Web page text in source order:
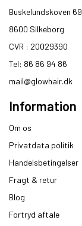
Buskelundskoven 69
8600 Silkeborg​
CVR : 20029390​
Tel: 86 86 94 86
mail@glowhair.dk
Information
Om os
Privatdata politik
Handelsbetingelser
Fragt & retur
Blog
Fortryd aftale